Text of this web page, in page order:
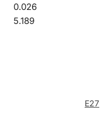
0.026
5.189
E27